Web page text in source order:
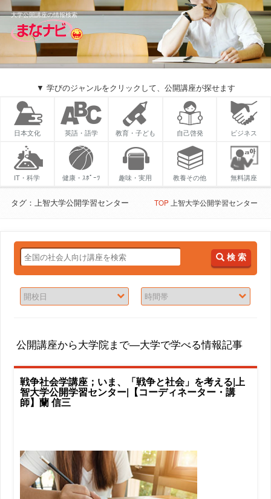
大学公開講座の情報検索
▼ 学びのジャンルをクリックして、公開講座が探せます
日本文化 英語・語学 教育・子ども 自己啓発 ビジネス
IT・科学 健康・ｽﾎﾟｰﾂ 趣味・実用 教養その他 無料講座
タグ：上智大学公開学習センター TOP上智大学公開学習センター
検 索
公開講座から大学院まで―大学で学べる情報記事
戦争社会学講座；いま、「戦争と社会」を考える|上
智大学公開学習センター|【コーディネーター・講
師】蘭 信三